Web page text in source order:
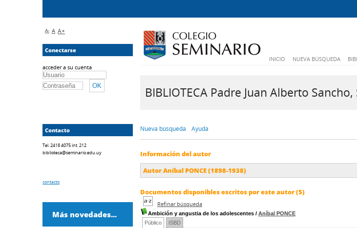
INICIO NUEVA BÚSQUEDA
BIBLIOTECA Padre Juan Alberto
Nueva búsqueda Ayuda
Información del autor
Autor Aníbal PONCE (1898-1938)
Documentos disponibles escritos por este autor (5)
Refinar búsqueda
Ambición y angustia de los adolescentes / Aníbal PONCE
Público
ISBD
A- A A+
Conectarse
acceder a su cuenta
Contacto
Tel. 2418 4075 int. 212
biblioteca@seminario.edu.uy
contacto
Más novedades...